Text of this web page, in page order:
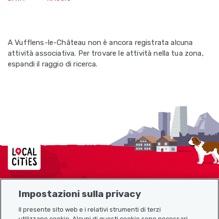
A Vufflens-le-Château non è ancora registrata alcuna
attività associativa. Per trovare le attività nella tua zona,
espandi il raggio di ricerca.
Localcities
Impostazioni sulla privacy
Il presente sito web e i relativi strumenti di terzi